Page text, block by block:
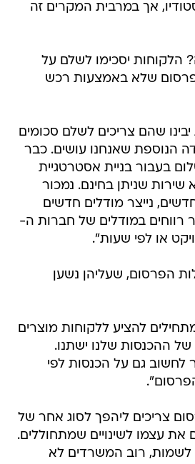
אך במרבית המקרים זה
הלקוחות יסכימו לשלם על
שלא באמצעות רכש
שהם צריכים לשלם סכומים
הנוספת שאנחנו עושים. כבר
בעבור בניית אסטרטגיית
שירות שניתן בחינם. נמכור
נייצר מודלים חדשים
רווחים במודלים של חברות ה-
הפרסום, שעליהן נשען
להציע ללקוחות מוצרים
ההכנסות שלנו ישתנו.
גם על הכנסות לפי
צריכים ליהפך לסוג אחר של
את עצמו לשינויים שמתחוללים.
לשמות, רוב המשרדים לא